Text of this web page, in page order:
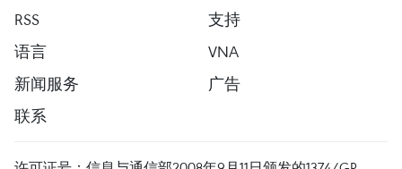
RSS
支持
语言
VNA
新闻服务
广告
联系